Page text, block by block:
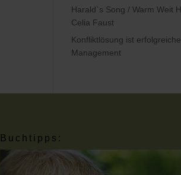
Harald`s Song / Warm Weit
Celia Faust
Konfliktlösung ist
Management
Buchtipps: